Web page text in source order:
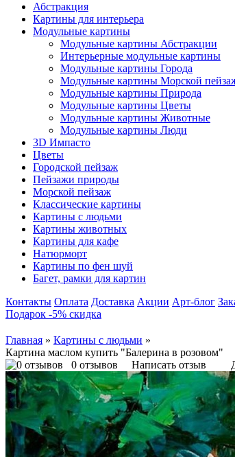
Абстракция
Картины для интерьера
Модульные картины
Модульные картины Абстракции
Интерьерные модульные картины
Модульные картины Города
Модульные картины Морской
Модульные картины Природа
Модульные картины Цветы
Модульные картины Животные
Модульные картины Люди
3D Импасто
Цветы
Городской пейзаж
Пейзажи природы
Морской пейзаж
Классические картины
Картины с людьми
Картины животных
Картины для кафе
Натюрморт
Картины по фен шуй
Багет, рамки для картин
Контакты Оплата Доставка Акции Арт-блог
Подарок -5% скидка
Главная » Картины с людьми »
Картина маслом купить "Балерина в розовом"
0 отзывов
Написать отзыв